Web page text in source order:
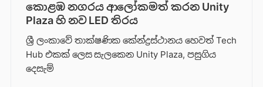
කොළඹ නගරය ආලෝකමත් කරන Unity
Plaza හි නව LED තිරය
ශ්‍රී ලංකාවේ තාක්ෂණික කේන්ද්‍රස්ථානය හෙවත් Tech
Hub එකක් ලෙස සැලකෙන Unity Plaza, පසුගිය
දෙසැම්